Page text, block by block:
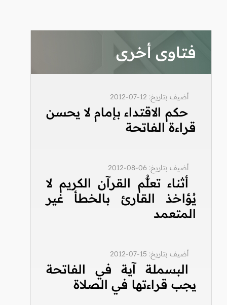
فتاوى أخرى
أضيف بتاريخ: 12-07-2012
حكم الاقتداء بإمام لا يحسن
قراءة الفاتحة
أضيف بتاريخ: 06-08-2012
أثناء تعلُّم القرآن الكريم لا
يُؤاخذ القارئ بالخطأ غير
المتعمد
أضيف بتاريخ: 15-07-2012
البسملة آية في الفاتحة
يجب قراءتها في الصلاة